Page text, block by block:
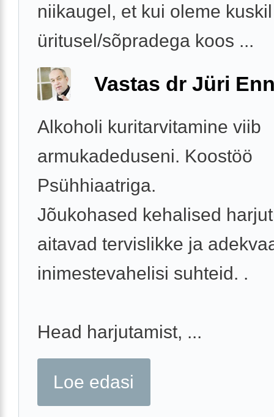
niikaugel, et kui oleme kuskil
üritusel/sõpradega koos ...
Vastas dr Jüri
Alkoholi kuritarvitamine viib
armukadeduseni. Koostöö
Psühhiaatriga.
Jõukohased kehalised
aitavad tervislikke ja
inimestevahelisi suhteid. .
Head harjutamist, ...
Loe edasi